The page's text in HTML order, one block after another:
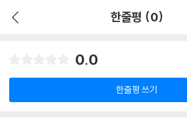
한줄평 (0)
0.0
한줄평 쓰기